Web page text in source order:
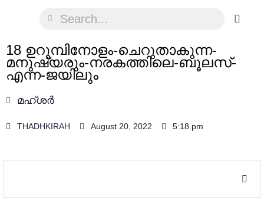
18 ഉറുമ്പിനോളം-ചെറുതാകുന്ന-
മനുഷ്യരും-നരകത്തിലെ-ബൂലസ്-
എന്ന-ജയിലും
മഹ്ശർ
THADHKIRAH August 20, 2022 5:18 pm